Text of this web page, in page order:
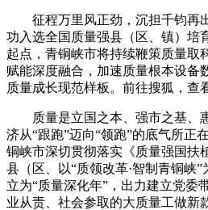
征程万里风正劲，沉担千钧再
功入选全国质量强县（区、镇）培
起点，青铜峡市将持续鞭策质量取
赋能深度融合，加速质量根本设备
质量成长现范样板。前往搜狐，查
质量是立国之本、强市之基、
济从“跟跑”迈向“领跑”的底气所正
铜峡市深切贯彻落实《质量强国扶
县（区、以“质领改革·智制青铜峡
立为“质量深化年”，出力建立党委
业从责、社会参取的大质量工做新